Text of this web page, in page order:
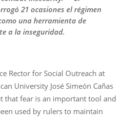
21 ocasiones el régimen
una herramienta de
a la inseguridad.
Rector for Social Outreach at
University José Simeón Cañas
that fear is an important tool and
used by rulers to maintain